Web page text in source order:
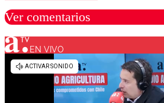
Ver comentarios
Los comentarios son moderados
diálogo
EN VIVO